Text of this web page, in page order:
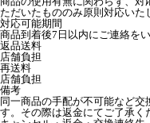
ただいたもののみ原則対応いた
対応可能期間
商品到着後7日以内にご連絡を
返品送料
店舗負担
再送料
店舗負担
備考
同一商品の手配が不可能など交
す。その際は返金にてご了承く